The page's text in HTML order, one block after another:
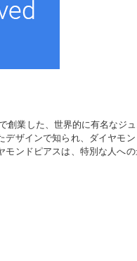
創業した、世界的に有名なジ
ザインで知られ、ダイヤモ
モンドピアスは、特別な人へ